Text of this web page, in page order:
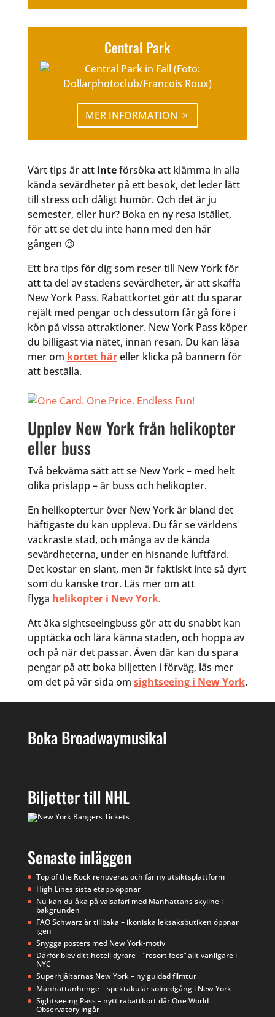
Central Park
MER INFORMATION
Vårt tips är att inteförsöka att klämma in alla
kända sevärdheter på ett besök, det leder lätt
till stress och dåligt humör. Och det är ju
semester, eller hur? Boka en ny resa istället,
för att se det du inte hann med den här
gången 😉
Ett bra tips för dig som reser till New York för
att ta del av stadens sevärdheter, är att skaffa
New York Pass. Rabattkortet gör att du sparar
rejält med pengar och dessutom får gå före i
kön på vissa attraktioner. New York Pass köper
du billigast via nätet, innan resan. Du kan läsa
mer om kortet häreller klicka på bannern för
att beställa.
Upplev New York från helikopter
eller buss
Två bekväma sätt att se New York – med helt
olika prislapp – är buss och helikopter.
En helikoptertur över New York är bland det
häftigaste du kan uppleva. Du får se världens
vackraste stad, och många av de kända
sevärdheterna, under en hisnande luftfärd.
Det kostar en slant, men är faktiskt inte så dyrt
som du kanske tror. Läs mer om att
flyga helikopter i New York.
Att åka sightseeingbuss gör att du snabbt kan
upptäcka och lära känna staden, och hoppa av
och på när det passar. Även där kan du spara
pengar på att boka biljetten i förväg, läs mer
om det på vår sida om sightseeing i New York.
Boka Broadwaymusikal
Biljetter till NHL
Senaste inläggen
Top of the Rock renoveras och får ny utsiktsplattform
High Lines sista etapp öppnar
Nu kan du åka på valsafari med Manhattans skyline i
bakgrunden
FAO Schwarz är tillbaka – ikoniska leksaksbutiken öppnar
igen
Snygga posters med New York-motiv
Därför blev ditt hotell dyrare – ”resort fees” allt vanligare i
NYC
Superhjältarnas New York – ny guidad filmtur
Manhattanhenge – spektakulär solnedgång i New York
Sightseeing Pass – nytt rabattkort där One World
Observatory ingår